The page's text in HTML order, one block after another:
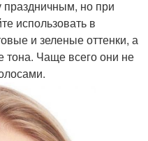
Макияж для детей
но при
использовать в
и зеленые оттенки, а
тона. Чаще всего они не